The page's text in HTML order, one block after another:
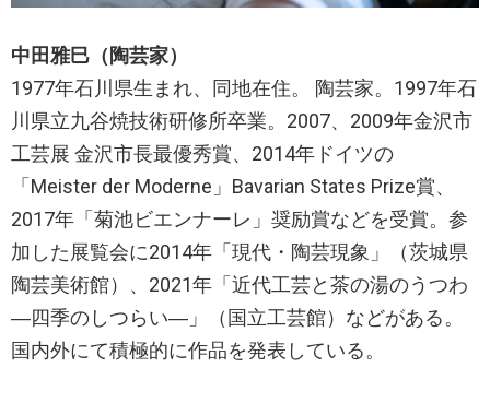
中田雅巳（陶芸家）
1977年石川県生まれ、同地在住。 陶芸家。1997年石
川県立九谷焼技術研修所卒業。2007、2009年金沢市
工芸展 金沢市長最優秀賞、2014年ドイツの
「Meister der Moderne」Bavarian States Prize賞、
2017年「菊池ビエンナーレ」奨励賞などを受賞。参
加した展覧会に2014年「現代・陶芸現象」（茨城県
陶芸美術館）、2021年「近代工芸と茶の湯のうつわ
―四季のしつらい―」（国立工芸館）などがある。
国内外にて積極的に作品を発表している。